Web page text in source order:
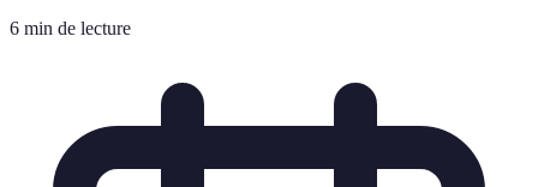
6 min de lecture